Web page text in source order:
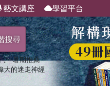
藝文講座 學習平台
搜尋
、 暑期推薦
大的迷走神經